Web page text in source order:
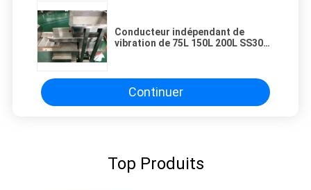
Conducteur indépendant de
vibration de 75L 150L 200L SS304
Continuer
Top Produits